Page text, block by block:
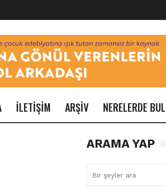
İLETİŞİM ARŞİV NERELERDE
ARAMA YAP